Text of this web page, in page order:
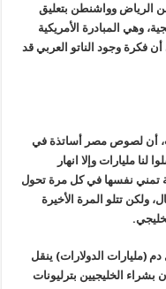
الرياض وواشنطن بتعليق
وهي المبادرة الأمريكية
فكرة وجود الناتو العربي قد
أن لصوص مصر أساتذة في
لنا مليارات وإلا انهار
تمني نفسها في كل مرة تحول
ولكن تتلو المرة الأخيرة
.
(مليارات الدولارات) ينقل
الخليجيين بترليونات